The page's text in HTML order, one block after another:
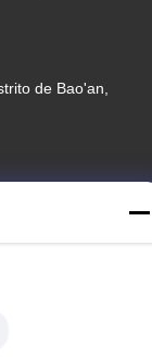
de Bao'an,
LTD